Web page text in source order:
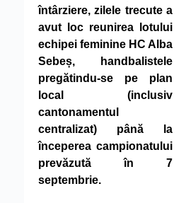
întârziere, zilele trecute a
avut loc reunirea lotului
echipei feminine HC Alba
Sebeș, handbalistele
pregătindu-se pe plan
local (inclusiv
cantonamentul
centralizat) până la
începerea campionatului
prevăzută în 7
septembrie.